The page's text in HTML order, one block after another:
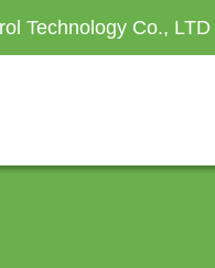
Technology Co., LTD